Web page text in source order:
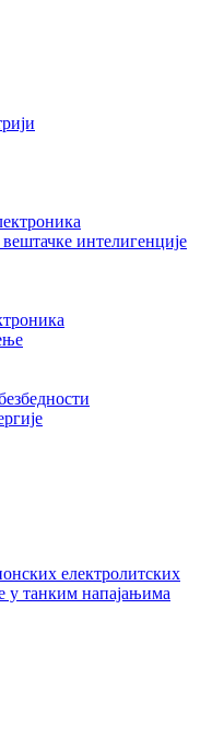
интелигенције
електролитских
у танким напајањима